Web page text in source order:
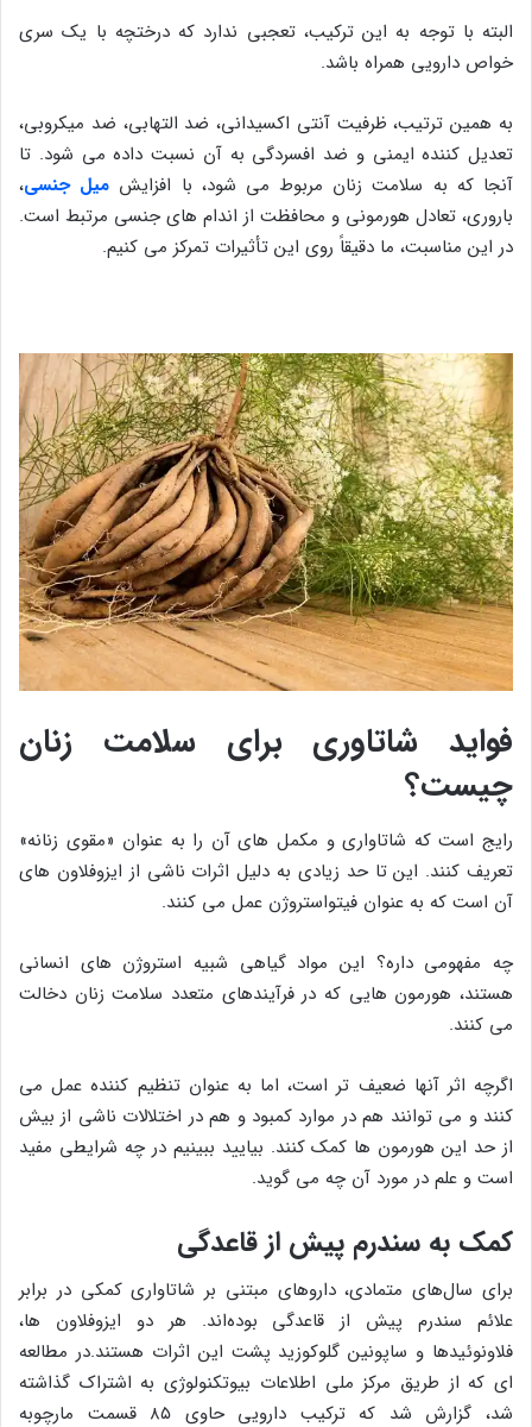
البته با توجه به این ترکیب، تعجبی ندارد که درختچه با یک سری
خواص دارویی همراه باشد.
به همین ترتیب، ظرفیت آنتی اکسیدانی، ضد التهابی، ضد میکروبی،
تعدیل کننده ایمنی و ضد افسردگی به آن نسبت داده می شود. تا
آنجا که به سلامت زنان مربوط می شود، با افزایش میل جنسی،
باروری، تعادل هورمونی و محافظت از اندام های جنسی مرتبط است.
در این مناسبت، ما دقیقاً روی این تأثیرات تمرکز می کنیم.
فواید شاتاوری برای سلامت زنان
چیست؟
رایج است که شاتاواری و مکمل های آن را به عنوان «مقوی زنانه»
تعریف کنند. این تا حد زیادی به دلیل اثرات ناشی از ایزوفلاون های
آن است که به عنوان فیتواستروژن عمل می کنند.
چه مفهومی داره؟ این مواد گیاهی شبیه استروژن های انسانی
هستند، هورمون هایی که در فرآیندهای متعدد سلامت زنان دخالت
می کنند.
اگرچه اثر آنها ضعیف تر است، اما به عنوان تنظیم کننده عمل می
کنند و می توانند هم در موارد کمبود و هم در اختلالات ناشی از بیش
از حد این هورمون ها کمک کنند. بیایید ببینیم در چه شرایطی مفید
است و علم در مورد آن چه می گوید.
کمک به سندرم پیش از قاعدگی
برای سال‌های متمادی، داروهای مبتنی بر شاتاواری کمکی در برابر
علائم سندرم پیش از قاعدگی بوده‌اند. هر دو ایزوفلاون ها،
فلاونوئیدها و ساپونین گلوکوزید پشت این اثرات هستند.در مطالعه
ای که از طریق مرکز ملی اطلاعات بیوتکنولوژی به اشتراک گذاشته
شد، گزارش شد که ترکیب دارویی حاوی ۸۵ قسمت مارچوبه